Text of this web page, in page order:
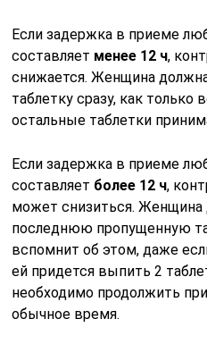
Если задержка в приеме
составляет менее 12 ч,
снижается. Женщина
таблетку сразу, как только
остальные таблетки
Если задержка в приеме
составляет более 12 ч,
может снизиться. Женщина
последнюю пропущенную
вспомнит об этом, даже
ей придется выпить 2
необходимо продолжить
обычное время.